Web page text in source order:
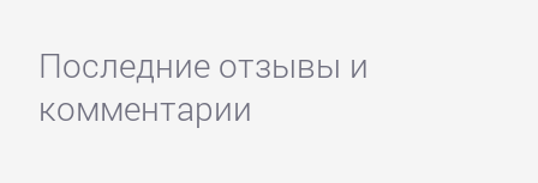
Последние отзывы и
комментарии